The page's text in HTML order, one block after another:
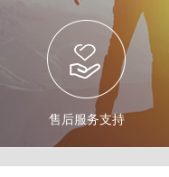
售后服务支持